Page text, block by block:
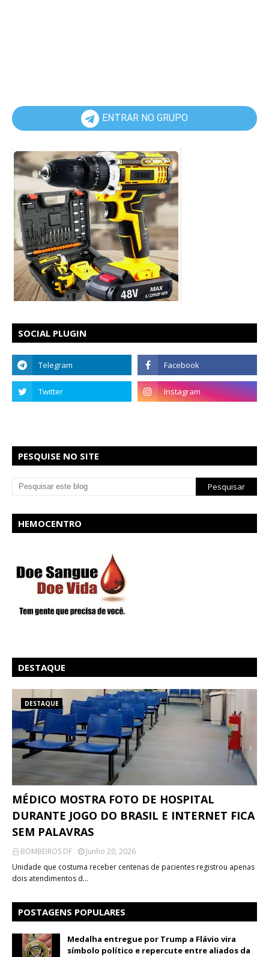
ENTRAR NO GRUPO
SOCIAL PLUGIN
PESQUISE NO SITE
HEMOCENTRO
DESTAQUE
DESTAQUE
MÉDICO MOSTRA FOTO DE HOSPITAL
DURANTE JOGO DO BRASIL E INTERNET FICA
SEM PALAVRAS
BOMBEIROS DF
Junho 20, 2026
Unidade que costuma receber centenas de pacientes registrou apenas
dois atendimentos d…
POSTAGENS POPULARES
Medalha entregue por Trump a Flávio vira
símbolo político e repercute entre aliados da